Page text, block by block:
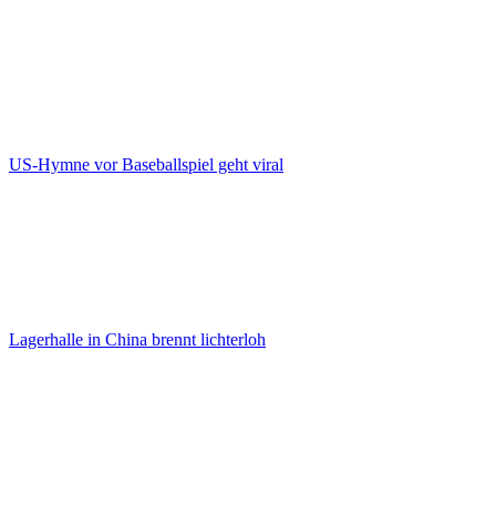
US-Hymne vor Baseballspiel geht viral
Lagerhalle in China brennt lichterloh